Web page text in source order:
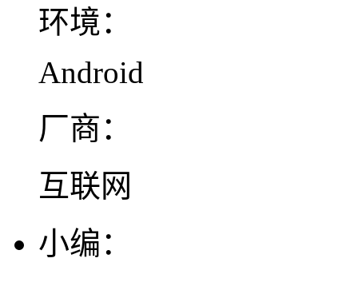
环境：
Android
厂商：
互联网
小编：